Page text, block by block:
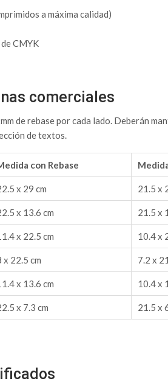
a máxima calidad)
CMYK
comerciales
de rebase por cada lado. Deberán
de textos.
con Rebase
x 29 cm 21.5 x
x 13.6 cm 21.5 x
x 22.5 cm 10.4 x
x 22.5 cm 7.2 x
x 13.6 cm 10.4 x
x 7.3 cm 21.5 x